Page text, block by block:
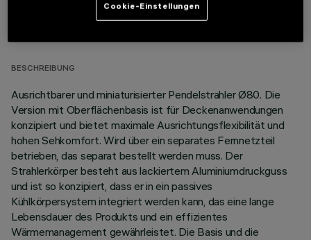
TECHNISCHE DATEN
BESCHREIBUNG
Ausrichtbarer und miniaturisierter Pendelstrahler Ø80. Die
Version mit Oberflächenbasis ist für Deckenanwendungen
konzipiert und bietet maximale Ausrichtungsflexibilität und
hohen Sehkomfort. Wird über ein separates Fernnetzteil
betrieben, das separat bestellt werden muss. Der
Strahlerkörper besteht aus lackiertem Aluminiumdruckguss
und ist so konzipiert, dass er in ein passives
Kühlkörpersystem integriert werden kann, das eine lange
Lebensdauer des Produkts und ein effizientes
Wärmemanagement gewährleistet. Die Basis und die
Cookie-Einstellungen